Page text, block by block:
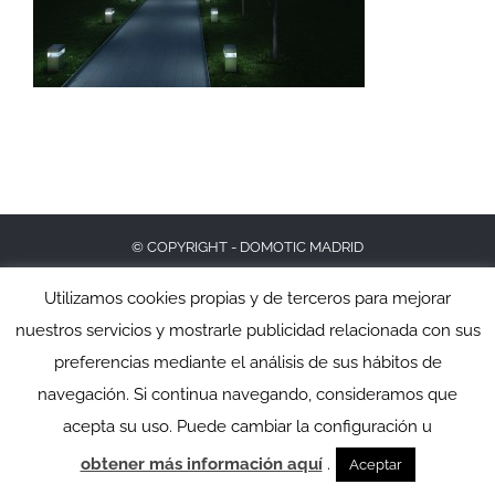
© COPYRIGHT - DOMOTIC MADRID
Utilizamos cookies propias y de terceros para mejorar
nuestros servicios y mostrarle publicidad relacionada con sus
preferencias mediante el análisis de sus hábitos de
navegación. Si continua navegando, consideramos que
acepta su uso. Puede cambiar la configuración u
obtener más información aquí. Aceptar